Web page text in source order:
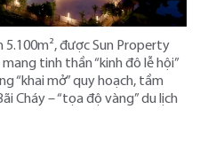
5.100m², được Sun Property
tinh thần “kinh đô lễ hội”
“khai mở” quy hoạch, tầm
Cháy – “tọa độ vàng” du lịch